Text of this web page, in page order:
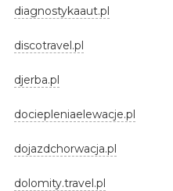
diagnostykaaut.pl
discotravel.pl
djerba.pl
dociepleniaelewacje.pl
dojazdchorwacja.pl
dolomity.travel.pl